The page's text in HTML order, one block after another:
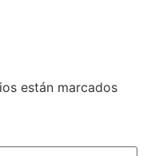
están marcados